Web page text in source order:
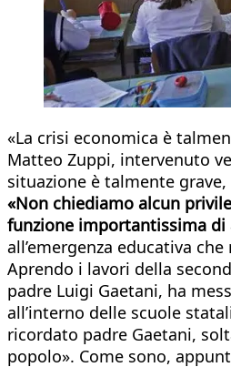
«La crisi economica è
Matteo Zuppi, intervenuto
situazione è talmente
«Non chiediamo alcun
funzione importantissima di
all’emergenza educativa
Aprendo i lavori della
padre Luigi Gaetani, ha
all’interno delle scuole
ricordato padre Gaetani,
popolo». Come sono,